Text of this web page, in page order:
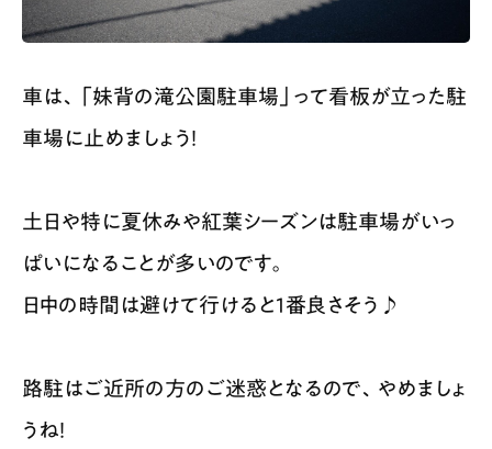
車は、「妹背の滝公園駐車場」って看板が立った駐
車場に止めましょう！
土日や特に夏休みや紅葉シーズンは駐車場がいっ
ぱいになることが多いのです。
日中の時間は避けて行けると1番良さそう♪
路駐はご近所の方のご迷惑となるので、やめましょ
うね！